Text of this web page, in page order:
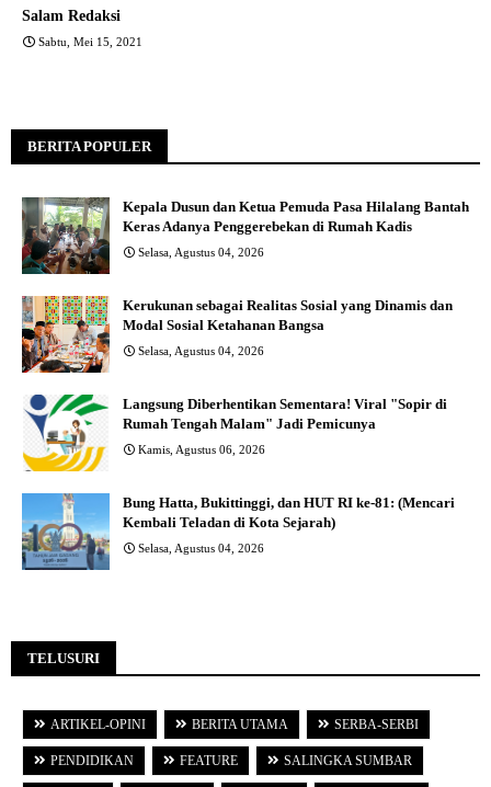
Salam Redaksi
Sabtu, Mei 15, 2021
BERITA POPULER
Kepala Dusun dan Ketua Pemuda Pasa Hilalang Bantah
Keras Adanya Penggerebekan di Rumah Kadis
Selasa, Agustus 04, 2026
Kerukunan sebagai Realitas Sosial yang Dinamis dan
Modal Sosial Ketahanan Bangsa
Selasa, Agustus 04, 2026
Langsung Diberhentikan Sementara! Viral "Sopir di
Rumah Tengah Malam" Jadi Pemicunya
Kamis, Agustus 06, 2026
Bung Hatta, Bukittinggi, dan HUT RI ke-81: (Mencari
Kembali Teladan di Kota Sejarah)
Selasa, Agustus 04, 2026
TELUSURI
ARTIKEL-OPINI BERITA UTAMA SERBA-SERBI
PENDIDIKAN FEATURE SALINGKA SUMBAR